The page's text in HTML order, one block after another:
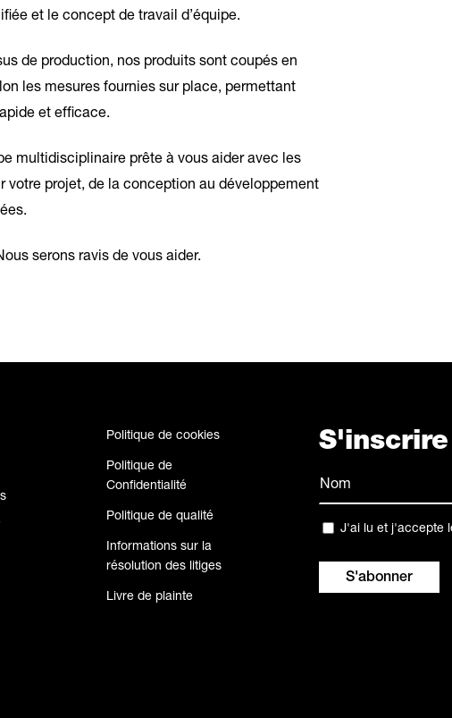
et le concept de travail d’équipe.
de production, nos produits sont coupés en
les mesures fournies sur place, permettant
et efficace.
multidisciplinaire prête à vous aider avec les
votre projet, de la conception au développement
serons ravis de vous aider.
Politique de cookies
Politique de
Confidentialité
Politique de qualité
Informations sur la
résolution des litiges
Livre de plainte
Nom
Nom
Confidentialité
J'ai lu et j'accepte